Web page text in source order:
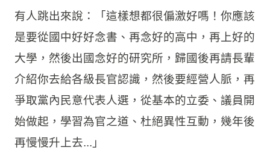
有人跳出來說：「這樣想都很偏激好嗎！你應該
是要從國中好好念書、再念好的高中，再上好的
大學，然後出國念好的研究所，歸國後再請長輩
介紹你去給各級長官認識，然後要經營人脈，再
爭取黨內民意代表人選，從基本的立委、議員開
始做起，學習為官之道、杜絕異性互動，幾年後
再慢慢升上去...」